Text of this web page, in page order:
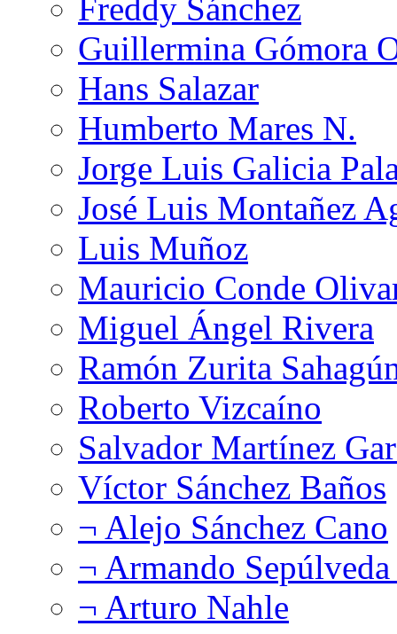
Freddy Sánchez
Guillermina Gómora
Hans Salazar
Humberto Mares N.
Jorge Luis Galicia
José Luis Montañez
Luis Muñoz
Mauricio Conde
Miguel Ángel Rivera
Ramón Zurita
Roberto Vizcaíno
Salvador Martínez
Víctor Sánchez Baños
¬ Alejo Sánchez Cano
¬ Armando
¬ Arturo Nahle